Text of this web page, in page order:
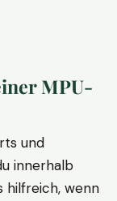
MPU-
und
innerhalb
hilfreich, wenn